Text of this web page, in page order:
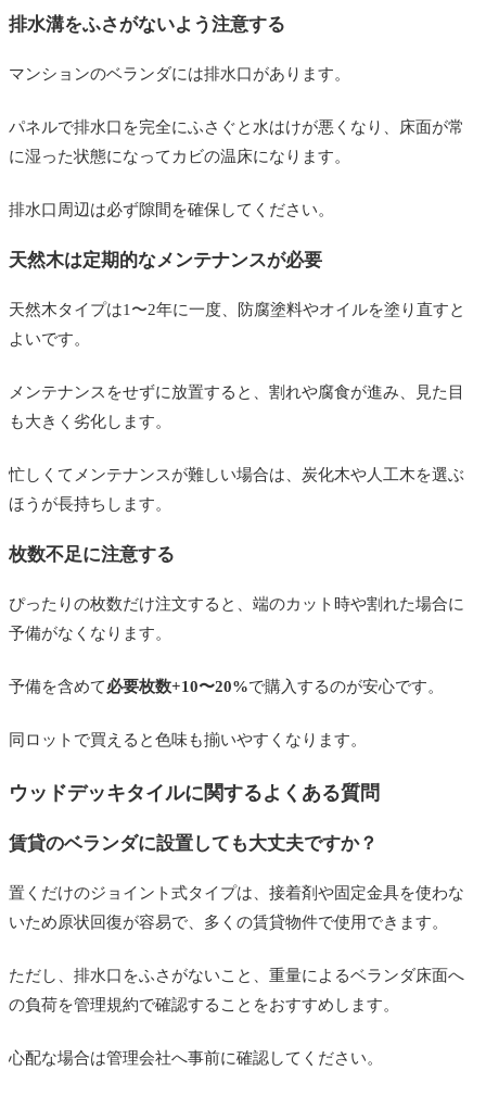
排水溝をふさがないよう注意する
マンションのベランダには排水口があります。
パネルで排水口を完全にふさぐと水はけが悪くなり、床面が常
に湿った状態になってカビの温床になります。
排水口周辺は必ず隙間を確保してください。
天然木は定期的なメンテナンスが必要
天然木タイプは1〜2年に一度、防腐塗料やオイルを塗り直すと
よいです。
メンテナンスをせずに放置すると、割れや腐食が進み、見た目
も大きく劣化します。
忙しくてメンテナンスが難しい場合は、炭化木や人工木を選ぶ
ほうが長持ちします。
枚数不足に注意する
ぴったりの枚数だけ注文すると、端のカット時や割れた場合に
予備がなくなります。
予備を含めて必要枚数+10〜20%で購入するのが安心です。
同ロットで買えると色味も揃いやすくなります。
ウッドデッキタイルに関するよくある質問
賃貸のベランダに設置しても大丈夫ですか？
置くだけのジョイント式タイプは、接着剤や固定金具を使わな
いため原状回復が容易で、多くの賃貸物件で使用できます。
ただし、排水口をふさがないこと、重量によるベランダ床面へ
の負荷を管理規約で確認することをおすすめします。
心配な場合は管理会社へ事前に確認してください。